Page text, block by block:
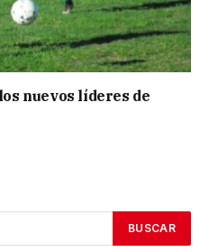
nuevos líderes de